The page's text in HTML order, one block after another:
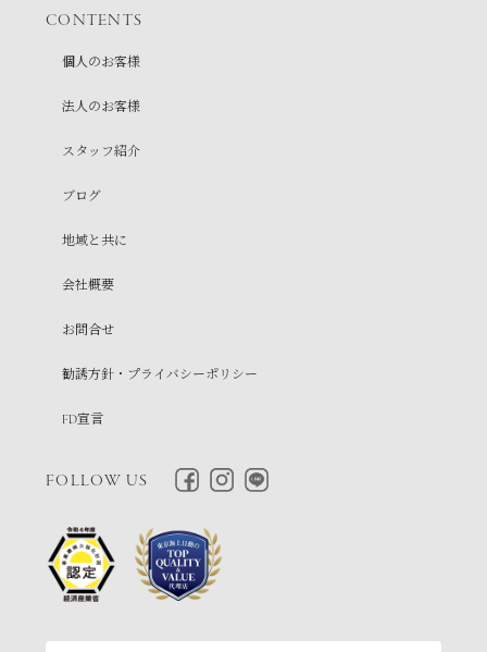
CONTENTS
個人のお客様
法人のお客様
スタッフ紹介
ブログ
地域と共に
会社概要
お問合せ
勧誘方針・プライバシーポリシー
FD宣言
FOLLOW US